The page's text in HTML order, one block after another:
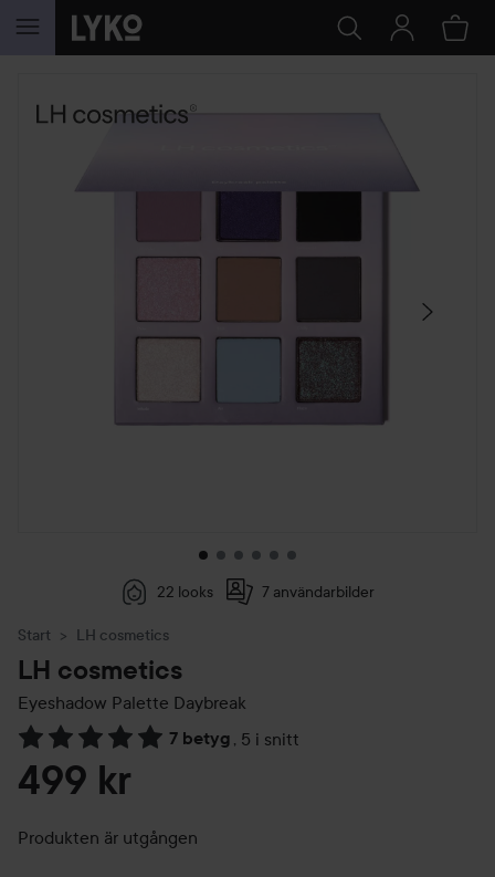
HOPPA TILL INNEHÅLLET
HOPPA ÖVER SEKTIONEN
22 looks 7 användarbilder
Start LH cosmetics
LH cosmetics
Eyeshadow Palette Daybreak
7 betyg , 5 i snitt
Hoppa till Betyg & kommentarer
499 kr
Produkten är utgången